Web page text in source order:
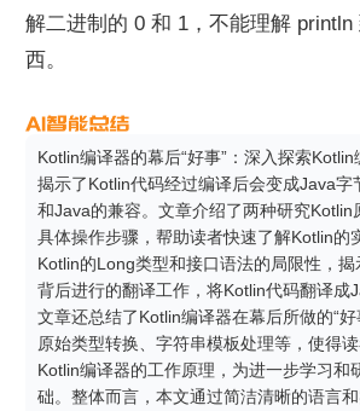
解二进制的 0 和 1，不能理解 println
西。
Kotlin编译器的幕后“好事”：深入探索Kotlin
揭示了Kotlin代码经过编译后会变成Java字
和Java的兼容。文章介绍了两种研究Kotlin
具体操作步骤，帮助读者快速了解Kotlin的
Kotlin的Long类型和接口语法的局限性，
背后进行的翻译工作，将Kotlin代码翻译成
文章还总结了Kotlin编译器在幕后所做的“好
原始类型转换、字符串模板处理等，使得
Kotlin编译器的工作原理，为进一步学习和
础。整体而言，本文通过简洁清晰的语言